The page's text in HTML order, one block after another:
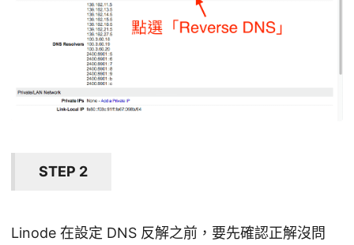
STEP 2
Linode 在設定 DNS 反解之前，要先確認正解沒問